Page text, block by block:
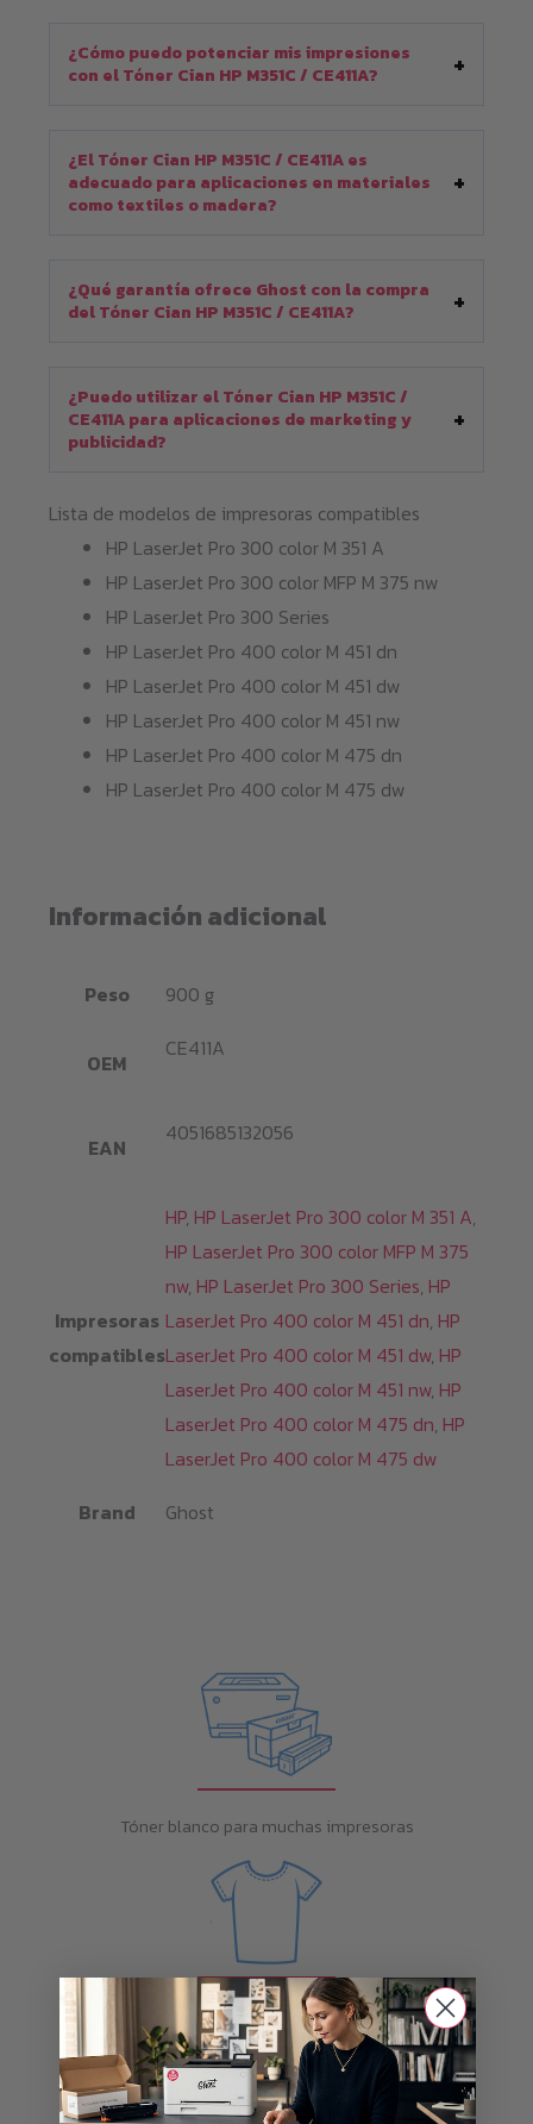
¿Cómo puedo potenciar mis impresiones
con el Tóner Cian HP M351C / CE411A?
¿El Tóner Cian HP M351C / CE411A es
adecuado para aplicaciones en materiales
como textiles o madera?
¿Qué garantía ofrece Ghost con la compra
del Tóner Cian HP M351C / CE411A?
¿Puedo utilizar el Tóner Cian HP M351C /
CE411A para aplicaciones de marketing y
publicidad?
Lista de modelos de impresoras compatibles
HP LaserJet Pro 300 color M 351 A
HP LaserJet Pro 300 color MFP M 375 nw
HP LaserJet Pro 300 Series
HP LaserJet Pro 400 color M 451 dn
HP LaserJet Pro 400 color M 451 dw
HP LaserJet Pro 400 color M 451 nw
HP LaserJet Pro 400 color M 475 dn
HP LaserJet Pro 400 color M 475 dw
Información adicional
Peso 900 g
OEM
CE411A
EAN
4051685132056
Impresoras
compatibles
HP, HP LaserJet Pro 300 color M 351 A,
HP LaserJet Pro 300 color MFP M 375
nw, HP LaserJet Pro 300 Series, HP
LaserJet Pro 400 color M 451 dn, HP
LaserJet Pro 400 color M 451 dw, HP
LaserJet Pro 400 color M 451 nw, HP
LaserJet Pro 400 color M 475 dn, HP
LaserJet Pro 400 color M 475 dw
Brand
Ghost
Tóner blanco para muchas impresoras
Posibilidades ilimitadas